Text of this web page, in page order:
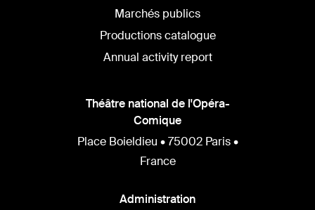
Marchés publics
Productions catalogue
Annual activity report
Théâtre national de l'Opéra-
Comique
Place Boieldieu • 75002 Paris •
France
Administration